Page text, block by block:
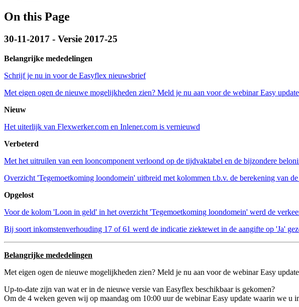
On this Page
30-11-2017 - Versie 2017-25
Belangrijke mededelingen
Schrijf je nu in voor de Easyflex nieuwsbrief
Met eigen ogen de nieuwe mogelijkheden zien? Meld je nu aan voor de webinar Easy update
Nieuw
Het uiterlijk van Flexwerker.com en Inlener.com is vernieuwd
Verbeterd
Met het uitruilen van een looncomponent verloond op de tijdvaktabel en de bijzondere
Overzicht 'Tegemoetkoming loondomein' uitbreid met kolommen t.b.v. de berekening van
Opgelost
Voor de kolom 'Loon in geld' in het overzicht 'Tegemoetkoming loondomein' werd de
Bij soort inkomstenverhouding 17 of 61 werd de indicatie ziektewet in de aangifte op 'Ja'
Belangrijke mededelingen
Met eigen ogen de nieuwe mogelijkheden zien? Meld je nu aan voor de webinar Easy update
Up-to-date zijn van wat er in de nieuwe versie van Easyflex beschikbaar is gekomen?
Om de 4 weken geven wij op maandag om 10:00 uur de webinar Easy update waarin we